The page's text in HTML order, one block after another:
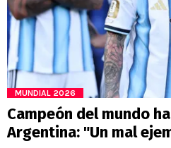
MUNDIAL 2026
Campeón del mundo
Argentina: "Un mal